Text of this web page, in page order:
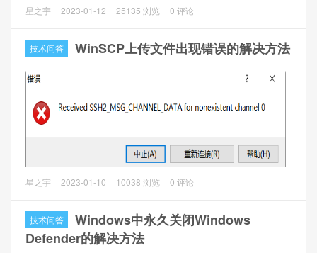
问题描述
You are in emergency mode. After logging in, type
"journalctl -xb" to view system logs, "systemctl reboot" to
reboot, "systemctl default" or "exit" to boot into default
Control-D to continue):
紧急模式提供尽可能最小的环境，即使在系统无法进入救援
模式的情况下，您也可以修复系统。在紧急模式下，系统仅
统，不激活网络接口，只启动一些基本服务。
星之宇 2023-01-12 25135 浏览 0 评论
技术问答 WinSCP上传文件出现错误的解决方法
问题描述
错，提示 Received SSH2_MSG_CHANNEL_DATA for
nonexistent channel 0
星之宇 2023-01-10 10038 浏览 0 评论
技术问答
Windows中永久关闭Windows
Defender的解决方法